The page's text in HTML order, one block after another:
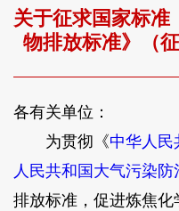
关于征求国家标准
物排放标准》（
各有关单位：
为贯彻《中华人民
人民共和国大气污染防
排放标准，促进炼焦